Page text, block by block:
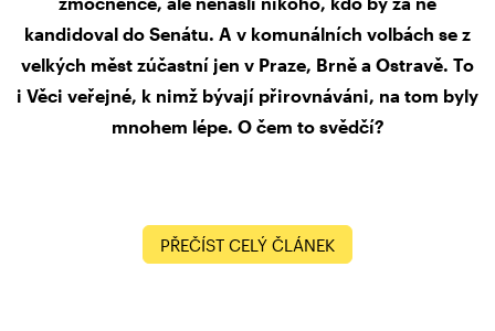
kandidoval do Senátu. A v komunálních volbách se z
velkých měst zúčastní jen v Praze, Brně a Ostravě. To
i Věci veřejné, k nimž bývají přirovnáváni, na tom byly
mnohem lépe. O čem to svědčí?
PŘEČÍST CELÝ ČLÁNEK